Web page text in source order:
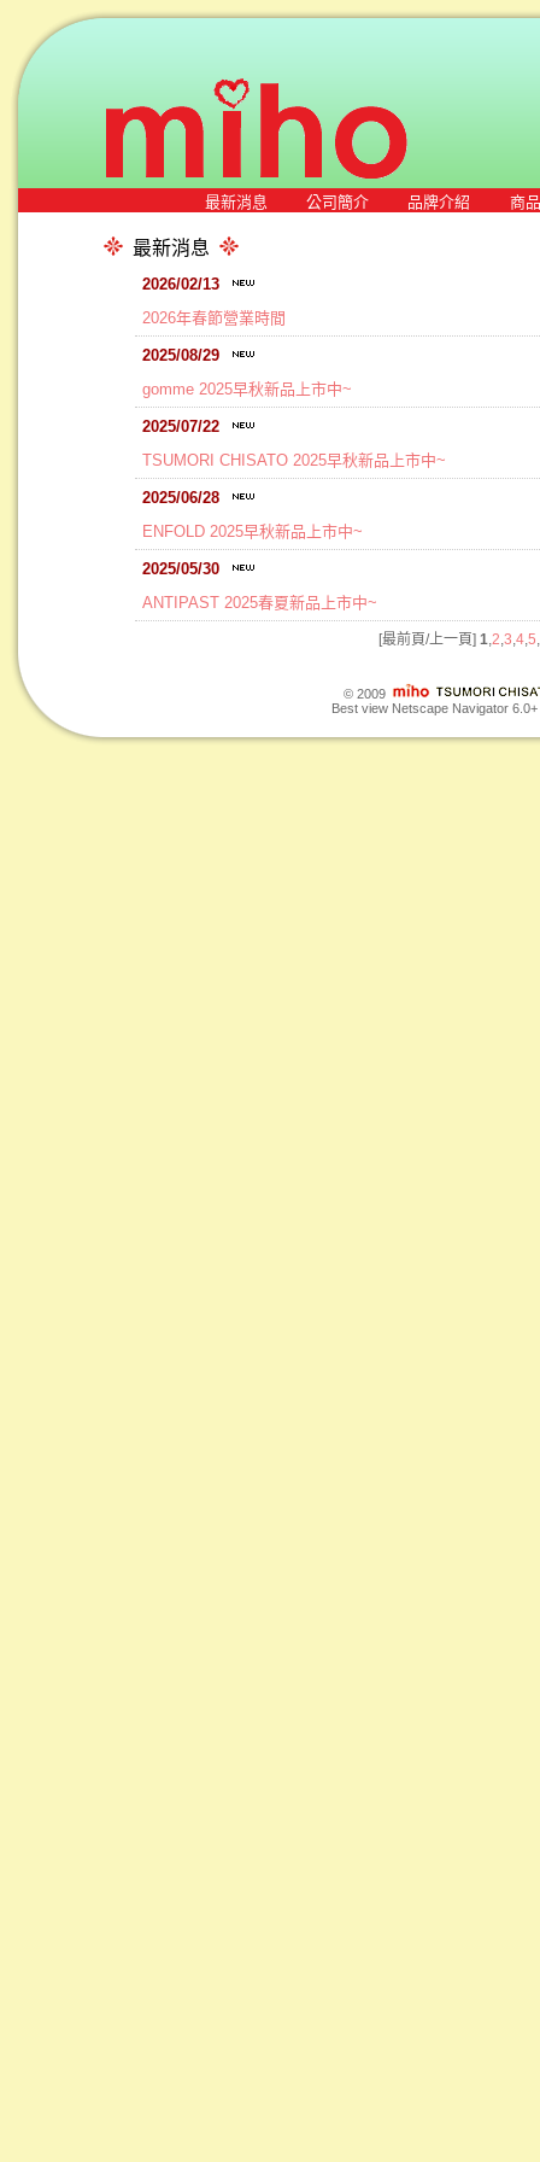
最新消息 公司簡介 品牌介紹 商
最新消息
2026/02/13
2026年春節營業時間
2025/08/29
gomme 2025早秋新品上市中~
2025/07/22
TSUMORI CHISATO 2025早秋新品上市中~
2025/06/28
ENFOLD 2025早秋新品上市中~
2025/05/30
ANTIPAST 2025春夏新品上市中~
[最前頁/上一頁] 1 2 3 4 5
© 2009
Best view Netscape Navigator